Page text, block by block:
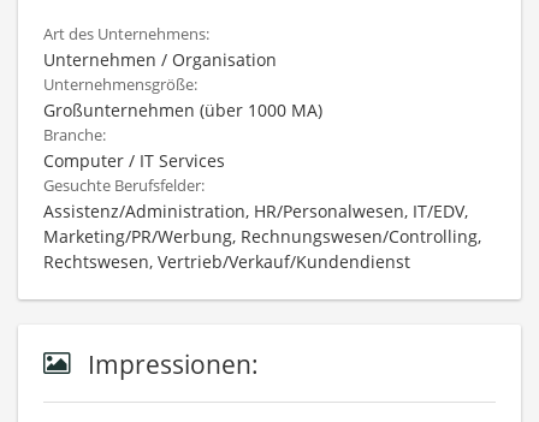
Art des Unternehmens:
Unternehmen / Organisation
Unternehmensgröße:
Großunternehmen (über 1000 MA)
Branche:
Computer / IT Services
Gesuchte Berufsfelder:
Assistenz/Administration, HR/Personalwesen, IT/EDV,
Marketing/PR/Werbung, Rechnungswesen/Controlling,
Rechtswesen, Vertrieb/Verkauf/Kundendienst
Impressionen: